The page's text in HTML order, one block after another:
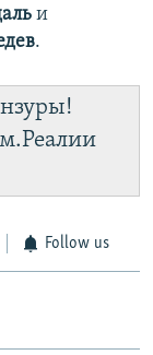
и
.
Follow us